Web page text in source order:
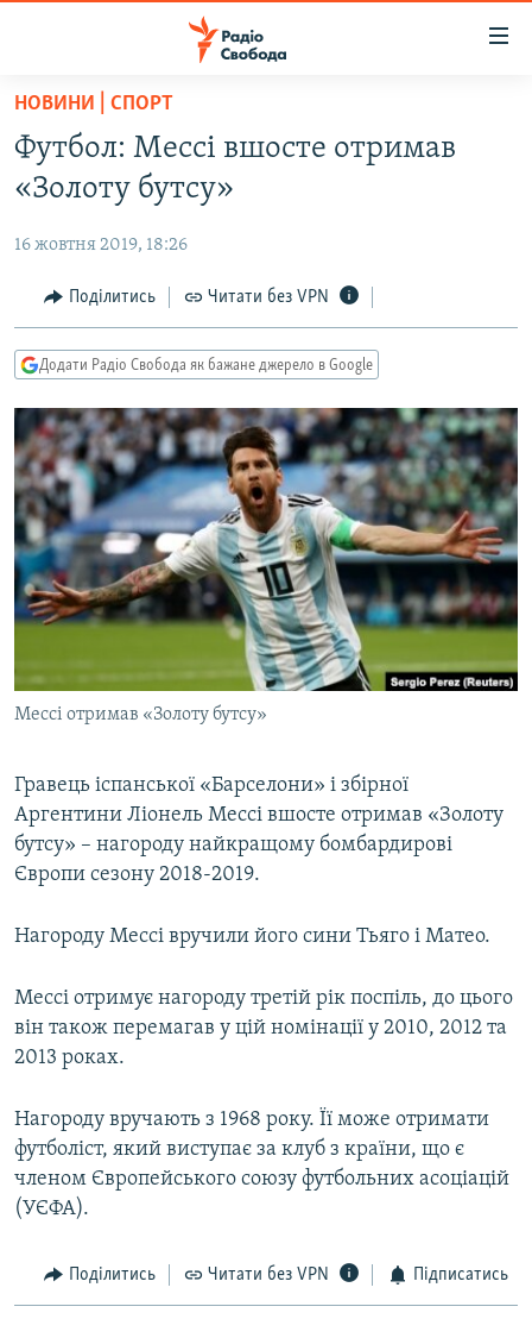
Перейти
основного
матеріалу
до
навігації
Перейти
до
РАДІО СВОБОДА – 70 РОКІВ
ВСЕ ЗА ДОБУ
ПОЛІТИКА
ЕКОНОМІКА
КУЛЬТУРА
СПОРТ
УКРАЇНА
СВІТ
ВІЙНА
РОСІЙСЬКА «ФІЛЬТРАЦІЯ»
КРИМ.РЕАЛІЇ
ТИ ЯК?
СХЕМИ
КИТАЙ.ВИКЛИКИ
МУЛЬТИМЕДІА
ФОТО
ПОДКАСТИ
РУС
УКР
КТАТ
ДОЛУЧАЙСЯ!
НОВИНИ | СПОРТ
Футбол: Мессі вшосте отримав
«Золоту бутсу»
16 жовтня 2019, 18:26
Поділитись Читати без VPN
Додати Радіо Свобода як бажане джерело в Google
Мессі отримав «Золоту бутсу»
Гравець іспанської «Барселони» і збірної
Аргентини Ліонель Мессі вшосте отримав «Золоту
бутсу» – нагороду найкращому бомбардирові
Європи сезону 2018-2019.
Нагороду Мессі вручили його сини Тьяго і Матео.
Мессі отримує нагороду третій рік поспіль, до цього
він також перемагав у цій номінації у 2010, 2012 та
2013 роках.
Нагороду вручають з 1968 року. Її може отримати
футболіст, який виступає за клуб з країни, що є
членом Європейського союзу футбольних асоціацій
(УЄФА).
Поділитись Читати без VPN Підписатись